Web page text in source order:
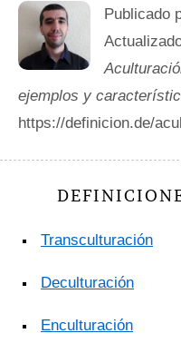
Publicado
ejemplos y
https://definicion.de/
Transculturación
Deculturación
Enculturación